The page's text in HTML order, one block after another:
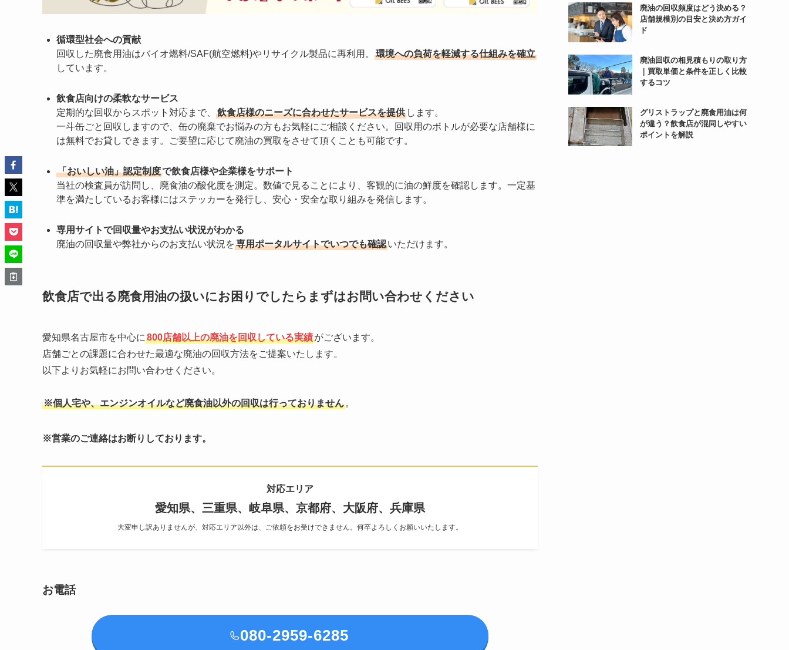
循環型社会への貢献
回収した廃食用油はバイオ燃料/SAF(航空燃料)やリサイクル製品に再利用。
環境への負荷を軽減する仕組みを確立
しています。
飲食店向けの柔軟なサービス
定期的な回収からスポット対応まで、
飲食店様のニーズに合わせたサービスを提供 します。
一斗缶ごと回収しますので、缶の廃棄でお悩みの方もお気軽にご相談ください。回収用のボトルが必要な店舗様に
は無料でお貸しできます。ご要望に応じて廃油の買取をさせて頂くことも可能です。
「おいしい油」認定制度で飲食店様や企業様をサポート
当社の検査員が訪問し、廃食油の酸化度を測定。数値で見ることにより、客観的に油の鮮度を確認します。一定基
準を満たしているお客様にはステッカーを発行し、安心・安全な取り組みを発信します。
専用サイトで回収量やお支払い状況がわかる
廃油の回収量や弊社からのお支払い状況を専用ポータルサイトでいつでも確認いただけます。
飲食店で出る廃食用油の扱いにお困りでしたらまずはお問い合わせください
愛知県名古屋市を中心に 800店舗以上の廃油を回収している実績がございます。
店舗ごとの課題に合わせた最適な廃油の回収方法をご提案いたします。
以下よりお気軽にお問い合わせください。
※個人宅や、エンジンオイルなど廃食油以外の回収は行っておりません 。
※営業のご連絡はお断りしております。
対応エリア
愛知県、三重県、岐阜県、京都府、大阪府、兵庫県
大変申し訳ありませんが、対応エリア以外は、ご依頼をお受けできません。何卒よろしくお願いいたします。
お電話
080-2959-6285
廃油の回収頻度はどう決める？
店舗規模別の目安と決め方ガイ
ド
廃油回収の相見積もりの取り方
｜買取単価と条件を正しく比較
するコツ
グリストラップと廃食用油は何
が違う？飲食店が混同しやすい
ポイントを解説